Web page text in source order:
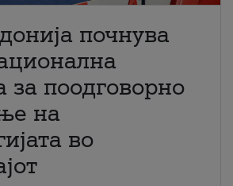
почнува
поодговорно
на
во